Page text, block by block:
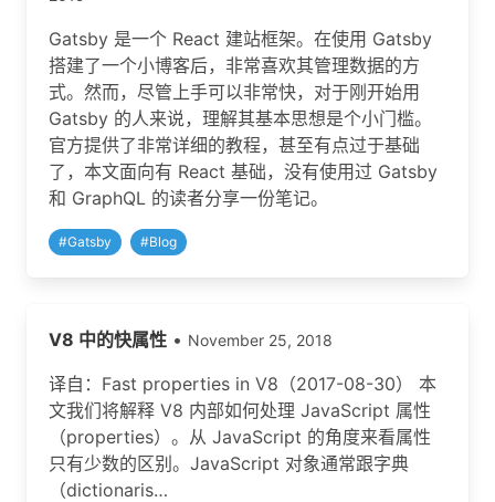
Gatsby 是一个 React 建站框架。在使用 Gatsby
搭建了一个小博客后，非常喜欢其管理数据的方
式。然而，尽管上手可以非常快，对于刚开始用
Gatsby 的人来说，理解其基本思想是个小门槛。
官方提供了非常详细的教程，甚至有点过于基础
了，本文面向有 React 基础，没有使用过 Gatsby
和 GraphQL 的读者分享一份笔记。
#Gatsby #Blog
V8 中的快属性 • November 25, 2018
译自：Fast properties in V8（2017-08-30） 本
文我们将解释 V8 内部如何处理 JavaScript 属性
（properties）。从 JavaScript 的角度来看属性
只有少数的区别。JavaScript 对象通常跟字典
（dictionaris…